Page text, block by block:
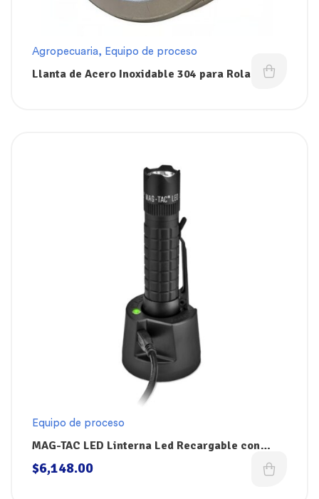
Agropecuaria, Equipo de proceso
Llanta de Acero Inoxidable 304 para Rola de
Equipo de proceso
MAG-TAC LED Linterna Led Recargable con
Bisel Coronado
$6,148.00